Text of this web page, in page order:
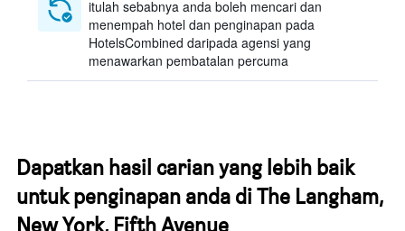
itulah sebabnya anda boleh mencari dan
menempah hotel dan penginapan pada
HotelsCombined daripada agensi yang
menawarkan pembatalan percuma
Dapatkan hasil carian yang lebih baik
untuk penginapan anda di The Langham,
New York, Fifth Avenue